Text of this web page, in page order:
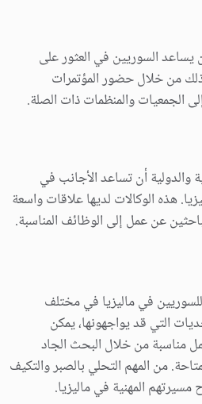
يساعد السوريين في العثور على
من خلال حضور المؤتمرات
الجمعيات والمنظمات ذات الصلة.
والدولية أن تساعد الأجانب في
هذه الوكالات لديها علاقات واسعة
عن عمل إلى الوظائف المناسبة.
في ماليزيا في مختلف
التي قد يواجهونها، يمكن
مناسبة من خلال البحث الجاد
من المهم التحلي بالصبر والتكيف
المهنية في ماليزيا.